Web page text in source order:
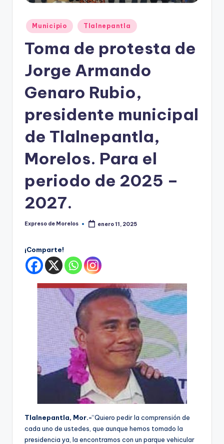
el
Publicado
en
Municipio Tlalnepantla
Toma de protesta de
Jorge Armando
Genaro Rubio,
presidente municipal
de Tlalnepantla,
Morelos. Para el
periodo de 2025 –
2027.
Publicado
Expreso de Morelos enero 11, 2025
¡Comparte!
Tlalnepantla, Mor.-“Quiero pedir la comprensión de
cada uno de ustedes, que aunque hemos tomado la
presidencia ya, la encontramos con un parque vehicular